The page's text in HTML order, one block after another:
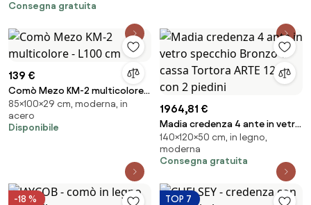
Consegna gratuita
139 €
Comò Mezo KM-2 multicolore -
L100 cm
85×100×29 cm, moderna, in
acero
Disponibile
1964,81 €
Madia credenza 4 ante in vetro
specchio Bronzo e cassa
Tortora ARTE 120 con 2 piedini
140×120×50 cm, in legno,
moderna
Consegna gratuita
-18 %
TOP 7